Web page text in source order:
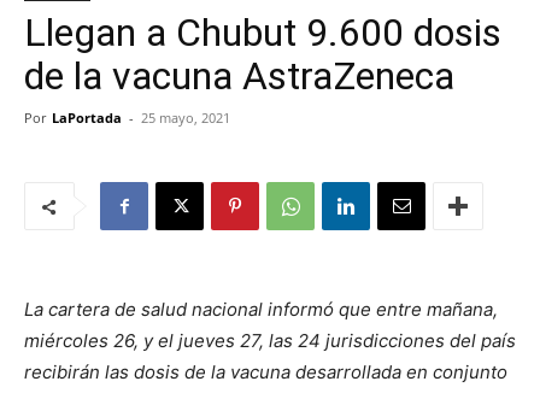
Llegan a Chubut 9.600 dosis
de la vacuna AstraZeneca
Por LaPortada - 25 mayo, 2021
La cartera de salud nacional informó que entre mañana,
miércoles 26, y el jueves 27, las 24 jurisdicciones del país
recibirán las dosis de la vacuna desarrollada en conjunto